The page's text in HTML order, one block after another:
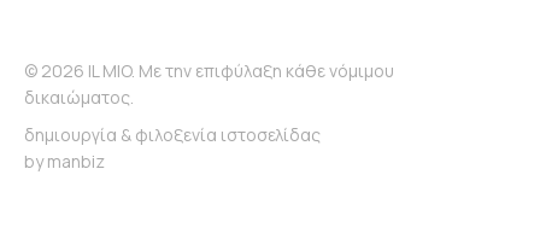
© 2026 IL MIO. Με την επιφύλαξη κάθε νόμιμου
δικαιώματος.
δημιουργία & φιλοξενία ιστοσελίδας
bymanbiz